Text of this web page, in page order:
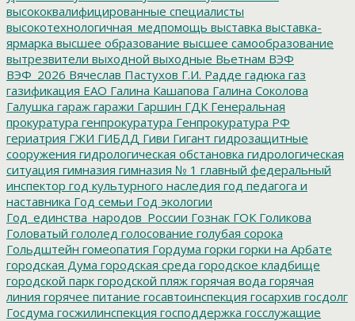
высококвалифицированные специалисты
высокотехнологичная_медпомощь выставка выставка-
ярмарка высшее образование высшее самообразование
вытрезвители выходной выходные Вьетнам ВЭФ
ВЭФ_2026 Вячеслав Пастухов Г.И. Радде гадюка газ
газификация ЕАО Галина Кашапова Галина Соколова
Галушка гараж гаражи Гаршин ГДК Генеральная
прокуратура генпрокуратура Генпрокуратура РФ
гериатрия ГЖИ ГИБДД Гиви Гигант гидрозащитные
сооружения гидрологическая обстановка гидрологическая
ситуация гимназия гимназия № 1 главный федеральный
инспектор год культурного наследия год педагога и
наставника Год семьи Год экологии
Год_единства_народов_России Гознак ГОК Голикова
Головатый гололед голосование голубая сорока
Гольдштейн гомеопатия Гордума горки горки на Арбате
городская Дума городская среда городское кладбище
городской парк городской пляж горячая вода горячая
линия горячее питание госавтоинспекция госархив госдолг
Госдума госжилинспекция господдержка госслужащие